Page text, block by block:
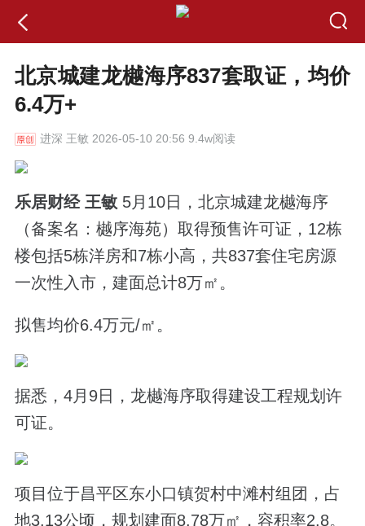
北京城建龙樾海序837套取证，均价
6.4万+
进深 王敏 2026-05-10 20:56 9.4w阅读
乐居财经 王敏 5月10日，北京城建龙樾海序
（备案名：樾序海苑）取得预售许可证，12栋
楼包括5栋洋房和7栋小高，共837套住宅房源
一次性入市，建面总计8万㎡。
拟售均价6.4万元/㎡。
据悉，4月9日，龙樾海序取得建设工程规划许
可证。
项目位于昌平区东小口镇贺村中滩村组团，占
地3.13公顷，规划建面8.78万㎡，容积率2.8。